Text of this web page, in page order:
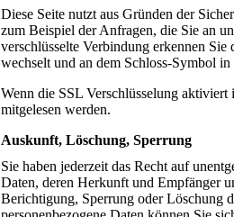
Diese Seite nutzt aus Gründen der
zum Beispiel der Anfragen, die Sie an
verschlüsselte Verbindung erkennen
wechselt und an dem Schloss-Symbol
Wenn die SSL Verschlüsselung
mitgelesen werden.
Auskunft, Löschung, Sperrung
Sie haben jederzeit das Recht auf
Daten, deren Herkunft und Empfänger
Berichtigung, Sperrung oder Löschung